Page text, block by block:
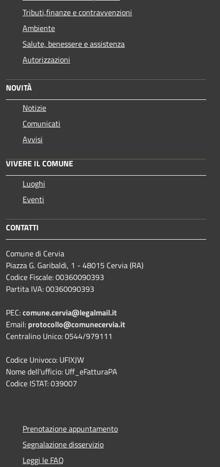
Tributi,finanze e contravvenzioni
Ambiente
Salute, benessere e assistenza
Autorizzazioni
NOVITÀ
Notizie
Comunicati
Avvisi
VIVERE IL COMUNE
Luoghi
Eventi
CONTATTI
Comune di Cervia
Piazza G. Garibaldi, 1 - 48015 Cervia (RA)
Codice Fiscale: 00360090393
Partita IVA: 00360090393
PEC:comune.cervia@legalmail.it
Email: protocollo@comunecervia.it
Centralino Unico: 0544/979111
Codice Univoco: UFIXJW
Nome dell'ufficio: Uff_eFatturaPA
Codice ISTAT: 039007
Prenotazione appuntamento
Segnalazione disservizio
Leggi le FAQ